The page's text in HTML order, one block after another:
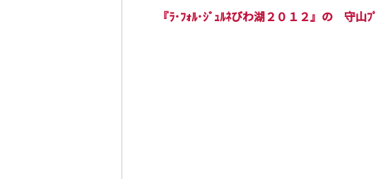
『ﾗ･ﾌｫﾙ･ｼﾞｭﾙﾈびわ湖２０１２』の 守山